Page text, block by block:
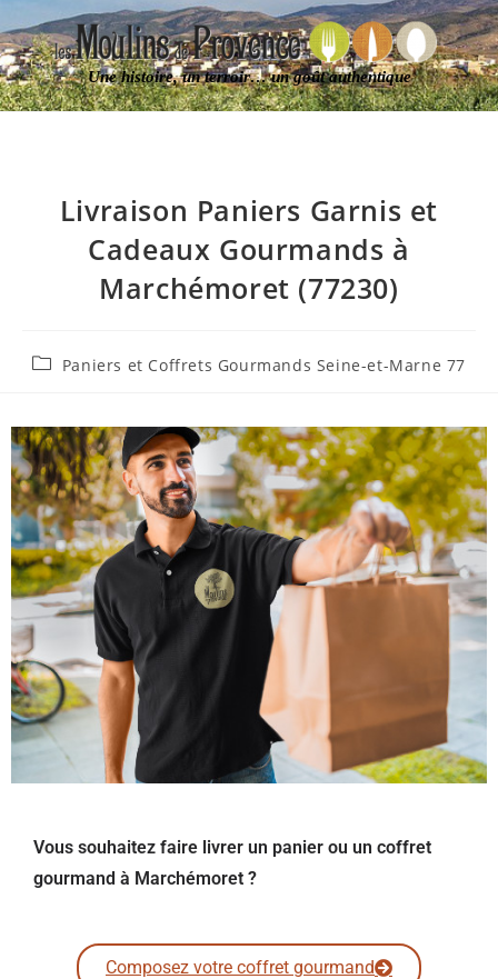
Une histoire, un terroir… un goût authentique
Livraison Paniers Garnis et
Cadeaux Gourmands à
Marchémoret (77230)
Paniers et Coffrets Gourmands Seine-et-Marne 77
Vous souhaitez faire livrer un panier ou un coffret
gourmand à Marchémoret ?
Composez votre coffret gourmand